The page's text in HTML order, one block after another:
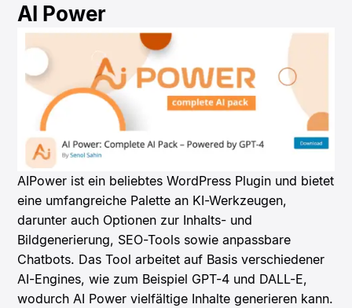
AI Power
AIPower ist ein beliebtes WordPress Plugin und bietet
eine umfangreiche Palette an KI-Werkzeugen,
darunter auch Optionen zur Inhalts- und
Bildgenerierung, SEO-Tools sowie anpassbare
Chatbots. Das Tool arbeitet auf Basis verschiedener
AI-Engines, wie zum Beispiel GPT-4 und DALL-E,
wodurch AI Power vielfältige Inhalte generieren kann.